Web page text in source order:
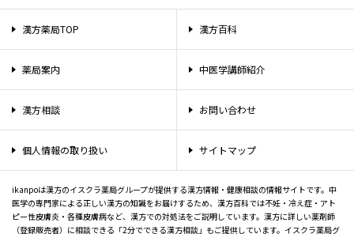
漢方薬局TOP 漢方百科
薬局案内 中医学講師紹介
漢方相談 お問い合わせ
個人情報の取り扱い サイトマップ
ikanpoは漢方のイスクラ薬局グループが提供する漢方情報・健康相談の情報サイトです。中
医学の専門家による正しい漢方の知識をお届けするため、漢方百科では不妊・冷え症・アト
ピー性皮膚炎・各種皮膚病など、漢方での対処法をご説明しています。漢方に詳しい薬剤師
（登録販売者）に相談できる「2分でできる漢方相談」もご提供しています。イスクラ薬局グ